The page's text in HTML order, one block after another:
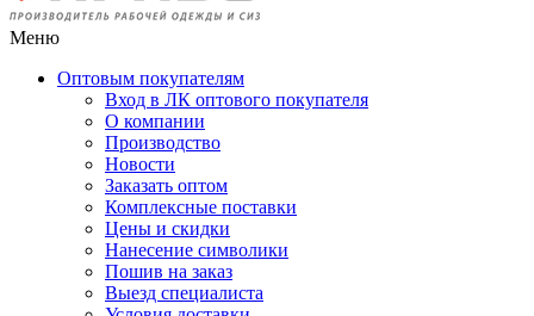
Меню
Оптовым покупателям
Вход в ЛК оптового покупателя
О компании
Производство
Новости
Заказать оптом
Комплексные поставки
Цены и скидки
Нанесение символики
Пошив на заказ
Выезд специалиста